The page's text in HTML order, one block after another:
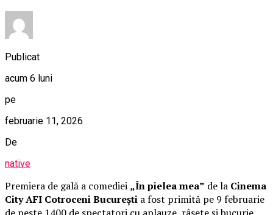
Publicat
acum 6 luni
pe
februarie 11, 2026
De
native
Premiera de gală a comediei „În pielea mea” de la Cinema
City AFI Cotroceni București a fost primită pe 9 februarie